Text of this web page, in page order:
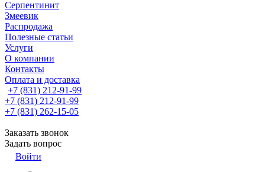
Серпентинит
Змеевик
Распродажа
Полезные статьи
Услуги
О компании
Контакты
Оплата и доставка
+7 (831) 212-91-99
+7 (831) 212-91-99
+7 (831) 262-15-05
Заказать звонок
Задать вопрос
Войти